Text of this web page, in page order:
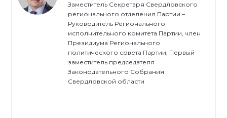
Заместитель Секретаря Свердловского
регионального отделения Партии –
Руководитель Регионального
исполнительного комитета Партии, член
Президиума Регионального
политического совета Партии, Первый
заместитель председателя
Законодательного Собрания
Свердловской области